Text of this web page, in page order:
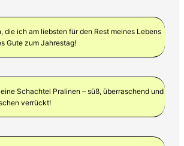
die ich am liebsten für den Rest meines Lebens
Gute zum Jahrestag!
Schachtel Pralinen – süß, überraschend und
verrückt!